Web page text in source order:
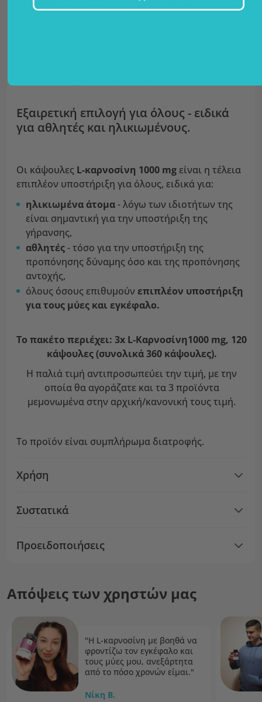
στον πεπτικό σωλήνα στα δύο αμινοξέα που τη
Εξαιρετική επιλογή για όλους - ειδικά
για αθλητές και ηλικιωμένους.
Οι κάψουλες L-καρνοσίνη 1000 mg είναι η τέλεια
επιπλέον υποστήριξη για όλους, ειδικά για:
ηλικιωμένα άτομα- λόγω των ιδιοτήτων της
είναι σημαντική για την υποστήριξη της
γήρανσης,
αθλητές- τόσο για την υποστήριξη της
προπόνησης δύναμης όσο και της προπόνησης
αντοχής,
όλους όσους επιθυμούν επιπλέον υποστήριξη
για τους μύες και εγκέφαλο.
Το πακέτο περιέχει: 3x L-Καρνοσίνη1000 mg, 120
κάψουλες (συνολικά 360 κάψουλες).
Η παλιά τιμή αντιπροσωπεύει την τιμή, με την
οποία θα αγοράζατε και τα 3 προϊόντα
μεμονωμένα στην αρχική/κανονική τους τιμή.
Το προϊόν είναι συμπλήρωμα διατροφής.
Χρήση
Συστατικά
Προειδοποιήσεις
Απόψεις των χρηστών μας
"Η L-καρνοσίνη με βοηθά να
φροντίζω τον εγκέφαλο και
τους μύες μου, ανεξάρτητα
από το πόσο χρονών είμαι."
Νίκη B.